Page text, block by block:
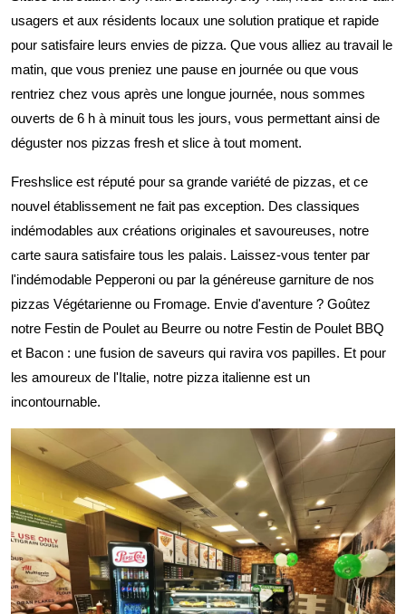
usagers et aux résidents locaux une solution pratique et rapide
pour satisfaire leurs envies de pizza. Que vous alliez au travail le
matin, que vous preniez une pause en journée ou que vous
rentriez chez vous après une longue journée, nous sommes
ouverts de 6 h à minuit tous les jours, vous permettant ainsi de
déguster nos pizzas fresh et slice à tout moment.
Freshslice est réputé pour sa grande variété de pizzas, et ce
nouvel établissement ne fait pas exception. Des classiques
indémodables aux créations originales et savoureuses, notre
carte saura satisfaire tous les palais. Laissez-vous tenter par
l'indémodable Pepperoni ou par la généreuse garniture de nos
pizzas Végétarienne ou Fromage. Envie d'aventure ? Goûtez
notre Festin de Poulet au Beurre ou notre Festin de Poulet BBQ
et Bacon : une fusion de saveurs qui ravira vos papilles. Et pour
les amoureux de l'Italie, notre pizza italienne est un
incontournable.